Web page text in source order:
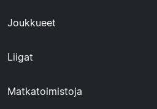
Joukkueet
Liigat
Matkatoimistoja